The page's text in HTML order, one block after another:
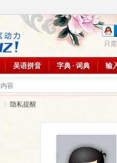
只
吴语拼音 字典 · 词典 输
›
隐私提醒